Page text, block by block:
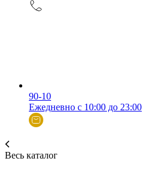
90-10
Ежедневно с 10:00 до 23:00
Весь каталог